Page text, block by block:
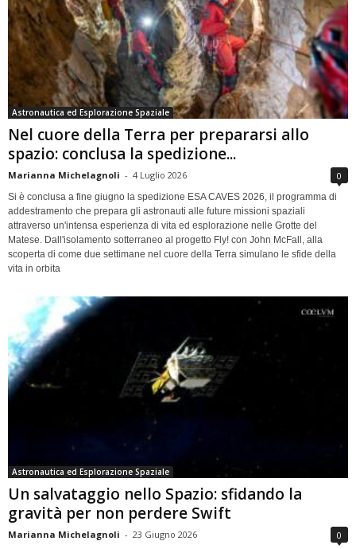
Astronautica ed Esplorazione Spaziale
Nel cuore della Terra per prepararsi allo
spazio: conclusa la spedizione...
Marianna Michelagnoli - 4 Luglio 2026 0
Si è conclusa a fine giugno la spedizione ESA CAVES 2026, il programma di
addestramento che prepara gli astronauti alle future missioni spaziali
attraverso un'intensa esperienza di vita ed esplorazione nelle Grotte del
Matese. Dall'isolamento sotterraneo al progetto Fly! con John McFall, alla
scoperta di come due settimane nel cuore della Terra simulano le sfide della
vita in orbita
Astronautica ed Esplorazione Spaziale
Un salvataggio nello Spazio: sfidando la
gravità per non perdere Swift
Marianna Michelagnoli - 23 Giugno 2026 0